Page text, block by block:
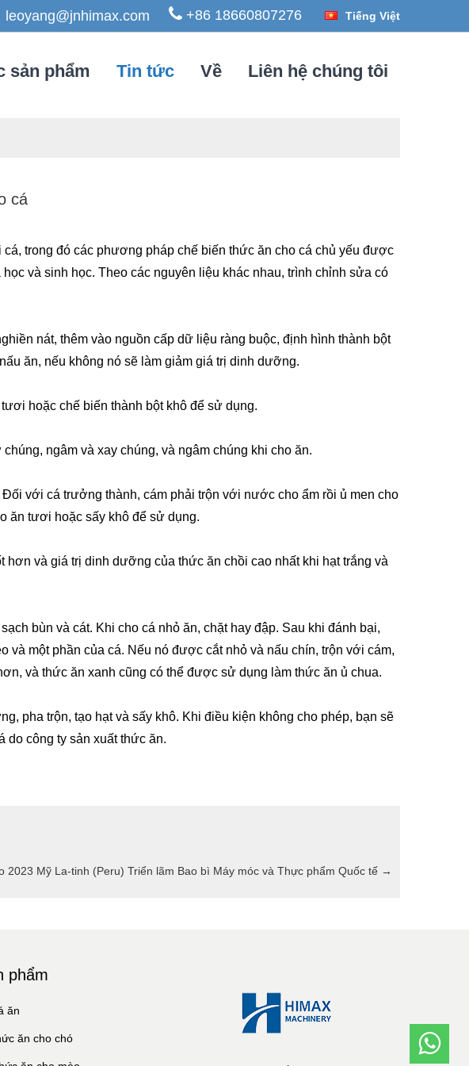
leoyang@jnhimax.com +86 18660807276 Tiếng Việt
sản phẩm Tin tức Về Liên hệ chúng tôi
cá
trong đó các phương pháp chế biến thức ăn cho cá chủ yếu được
và sinh học. Theo các nguyên liệu khác nhau, trình chỉnh sửa có
nát, thêm vào nguồn cấp dữ liệu ràng buộc, định hình thành bột
ăn, nếu không nó sẽ làm giảm giá trị dinh dưỡng.
hoặc chế biến thành bột khô để sử dụng.
ngâm và xay chúng, và ngâm chúng khi cho ăn.
với cá trưởng thành, cám phải trộn với nước cho ẩm rồi ủ men cho
ăn tươi hoặc sấy khô để sử dụng.
hơn và giá trị dinh dưỡng của thức ăn chồi cao nhất khi hạt trắng và
bùn và cát. Khi cho cá nhỏ ăn, chặt hay đập. Sau khi đánh bại,
và một phần của cá. Nếu nó được cắt nhỏ và nấu chín, trộn với cám,
và thức ăn xanh cũng có thể được sử dụng làm thức ăn ủ chua.
pha trộn, tạo hạt và sấy khô. Khi điều kiện không cho phép, bạn sẽ
do công ty sản xuất thức ăn.
2023 Mỹ La-tinh (Peru) Triển lãm Bao bì Máy móc và Thực phẩm Quốc tế →
phẩm
ăn
ăn cho chó